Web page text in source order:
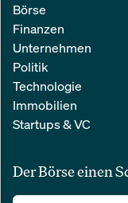
Börse
Finanzen
Unternehmen
Politik
Technologie
Immobilien
Startups & VC
Der Börse einen